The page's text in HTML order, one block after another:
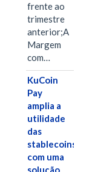
frente ao
trimestre
anterior;A
Margem
com…
KuCoin
Pay
amplia a
utilidade
das
stablecoins
com uma
solução